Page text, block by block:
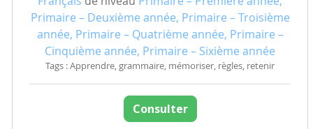
Primaire – Deuxième année, Primaire – Troisième
année, Primaire – Quatrième année, Primaire –
Cinquième année, Primaire – Sixième année
Tags : Apprendre, grammaire, mémoriser, règles, retenir
Consulter